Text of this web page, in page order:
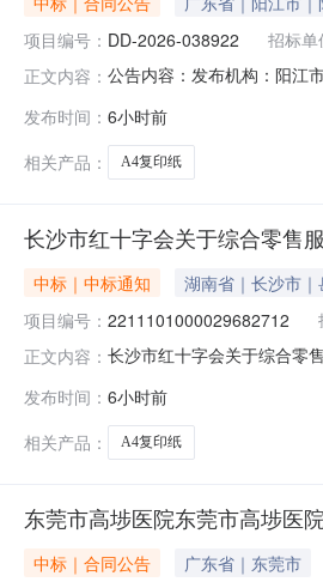
项目编号： DD-2026-038922 招标单
正文内容： 公告内容：发布机构：阳江
镇新华街1号新洲镇政府大
发布时间： 6小时前
相关产品：
A4复印纸
长沙市红十字会关于综合零售
中标｜中标通知 湖南省｜长沙市｜
项目编号： 2211101000029682712
正文内容： 长沙市红十字会关于综合零
信息采购单位名称：长沙市
发布时间： 6小时前
相关产品：
A4复印纸
东莞市高埗医院东莞市高埗医
中标｜合同公告 广东省｜东莞市